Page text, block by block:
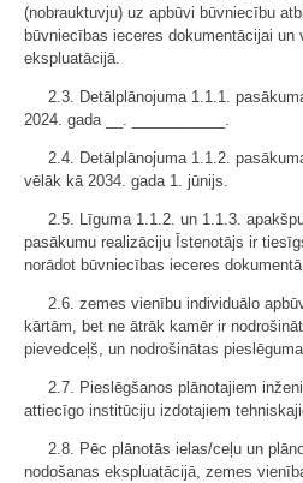
(nobrauktuvju) uz apbūvi būvniecību
būvniecības ieceres dokumentācijai un
ekspluatācijā.
2.3. Detālplānojuma 1.1.1.
2024. gada __. ___________.
2.4. Detālplānojuma 1.1.2.
vēlāk kā 2034. gada 1. jūnijs.
2.5. Līguma 1.1.2. un 1.1.3.
pasākumu realizāciju Īstenotājs ir
norādot būvniecības ieceres
2.6. zemes vienību individuālo
kārtām, bet ne ātrāk kamēr ir
pievedceļš, un nodrošinātas
2.7. Pieslēgšanos plānotajiem
attiecīgo institūciju izdotajiem
2.8. Pēc plānotās ielas/ceļu un
nodošanas ekspluatācijā, zemes